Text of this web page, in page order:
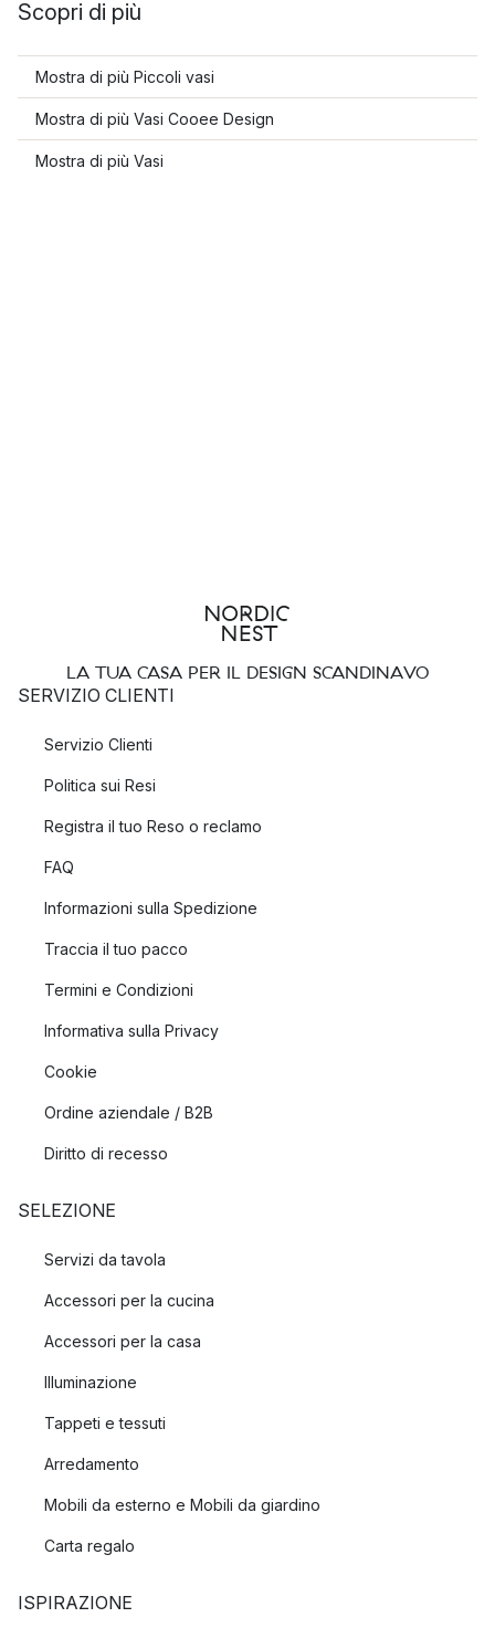
Scopri di più
Mostra di più Piccoli vasi
Mostra di più Vasi Cooee Design
Mostra di più Vasi
LA TUA CASA PER IL DESIGN SCANDINAVO
SERVIZIO CLIENTI
Servizio Clienti
Politica sui Resi
Registra il tuo Reso o reclamo
FAQ
Informazioni sulla Spedizione
Traccia il tuo pacco
Termini e Condizioni
Informativa sulla Privacy
Cookie
Ordine aziendale / B2B
Diritto di recesso
SELEZIONE
Servizi da tavola
Accessori per la cucina
Accessori per la casa
Illuminazione
Tappeti e tessuti
Arredamento
Mobili da esterno e Mobili da giardino
Carta regalo
ISPIRAZIONE